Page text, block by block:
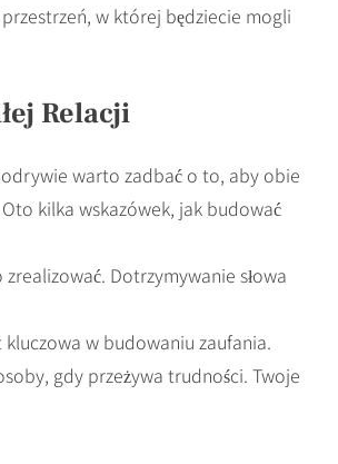
w której będziecie mogli
Relacji
warto zadbać o to, aby obie
kilka wskazówek, jak budować
Dotrzymywanie słowa
kluczowa w budowaniu zaufania.
gdy przeżywa trudności. Twoje